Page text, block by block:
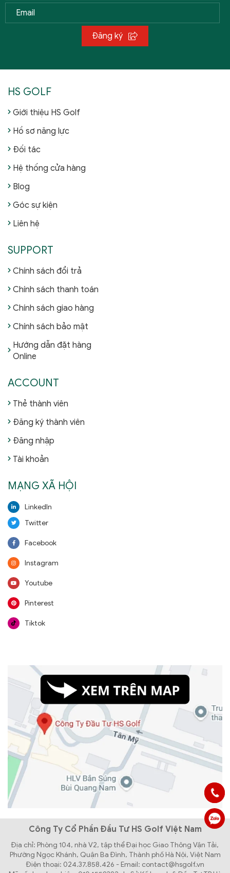
Đăng ký
HS GOLF
Giới thiệu HS Golf
Hồ sơ năng lực
Đối tác
Hệ thống cửa hàng
Blog
Góc sự kiện
Liên hệ
SUPPORT
Chính sách đổi trả
Chính sách thanh toán
Chính sách giao hàng
Chính sách bảo mật
Hướng dẫn đặt hàng
Online
ACCOUNT
Thẻ thành viên
Đăng ký thành viên
Đăng nhập
Tài khoản
MẠNG XÃ HỘI
LinkedIn
Twitter
Facebook
Instagram
Youtube
Pinterest
Tiktok
Công Ty Cổ Phần Đầu Tư HS Golf Việt Nam
Địa chỉ: Phòng 104, nhà V2, tập thể Đại học Giao Thông Vận Tải,
Phường Ngọc Khánh, Quận Ba Đình, Thành phố Hà Nội, Việt Nam
Điện thoại: 024.37.858.426 - Email: contact@hsgolf.vn